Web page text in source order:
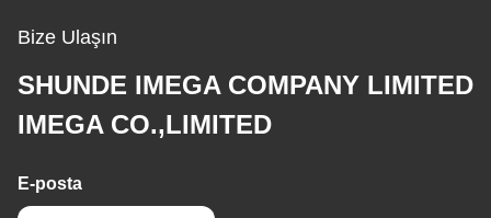
Bize Ulaşın
SHUNDE IMEGA COMPANY LIMITED
IMEGA CO.,LIMITED
E-posta